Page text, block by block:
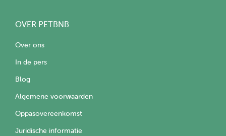
OVER PETBNB
Over ons
In de pers
Blog
Algemene voorwaarden
Oppasovereenkomst
Juridische informatie